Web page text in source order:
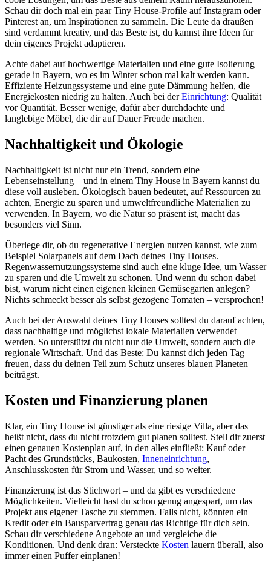
Schau dir doch mal ein paar Tiny House-Profile auf Instagram oder
Pinterest an, um Inspirationen zu sammeln. Die Leute da draußen
sind verdammt kreativ, und das Beste ist, du kannst ihre Ideen für
dein eigenes Projekt adaptieren.
Achte dabei auf hochwertige Materialien und eine gute Isolierung –
gerade in Bayern, wo es im Winter schon mal kalt werden kann.
Effiziente Heizungssysteme und eine gute Dämmung helfen, die
Energiekosten niedrig zu halten. Auch bei derEinrichtung: Qualität
vor Quantität. Besser wenige, dafür aber durchdachte und
langlebige Möbel, die dir auf Dauer Freude machen.
Nachhaltigkeit und Ökologie
Nachhaltigkeit ist nicht nur ein Trend, sondern eine
Lebenseinstellung – und in einem Tiny House in Bayern kannst du
diese voll ausleben. Ökologisch bauen bedeutet, auf Ressourcen zu
achten, Energie zu sparen und umweltfreundliche Materialien zu
verwenden. In Bayern, wo die Natur so präsent ist, macht das
besonders viel Sinn.
Überlege dir, ob du regenerative Energien nutzen kannst, wie zum
Beispiel Solarpanels auf dem Dach deines Tiny Houses.
Regenwassernutzungssysteme sind auch eine kluge Idee, um Wasser
zu sparen und die Umwelt zu schonen. Und wenn du schon dabei
bist, warum nicht einen eigenen kleinen Gemüsegarten anlegen?
Nichts schmeckt besser als selbst gezogene Tomaten – versprochen!
Auch bei der Auswahl deines Tiny Houses solltest du darauf achten,
dass nachhaltige und möglichst lokale Materialien verwendet
werden. So unterstützt du nicht nur die Umwelt, sondern auch die
regionale Wirtschaft. Und das Beste: Du kannst dich jeden Tag
freuen, dass du deinen Teil zum Schutz unseres blauen Planeten
beiträgst.
Kosten und Finanzierung planen
Klar, ein Tiny House ist günstiger als eine riesige Villa, aber das
heißt nicht, dass du nicht trotzdem gut planen solltest. Stell dir zuerst
einen genauen Kostenplan auf, in den alles einfließt: Kauf oder
Pacht des Grundstücks, Baukosten, Inneneinrichtung,
Anschlusskosten für Strom und Wasser, und so weiter.
Finanzierung ist das Stichwort – und da gibt es verschiedene
Möglichkeiten. Vielleicht hast du schon genug angespart, um das
Projekt aus eigener Tasche zu stemmen. Falls nicht, könnten ein
Kredit oder ein Bausparvertrag genau das Richtige für dich sein.
Schau dir verschiedene Angebote an und vergleiche die
Konditionen. Und denk dran: Versteckte Kosten lauern überall, also
immer einen Puffer einplanen!